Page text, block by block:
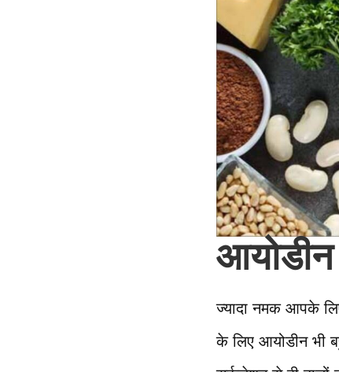
आयोडीन
ज्यादा नमक आपके
के लिए आयोडीन भी